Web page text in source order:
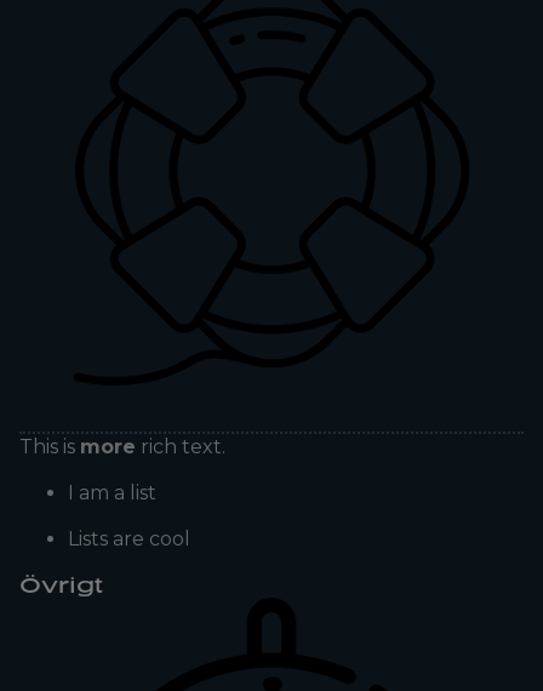
This is more rich text.
I am a list
Lists are cool
Övrigt